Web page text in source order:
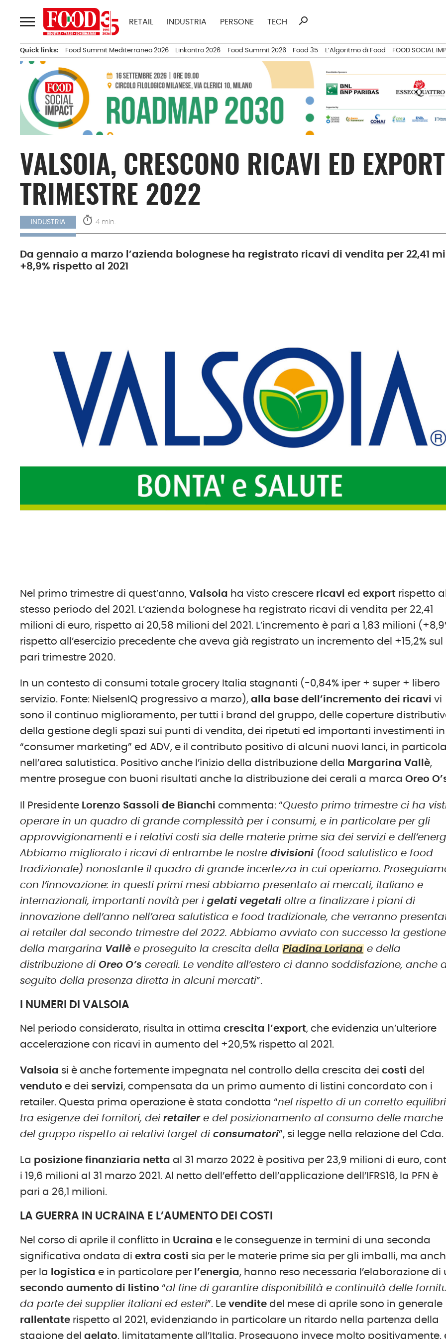
al
contenuto
RETAIL INDUSTRIA PERSONE TECH
Ricerca
search
Quick links: Food Summit Mediterraneo 2026 Linkontro 2026 Food Summit 2026 Food 35 L’Algoritmo di Food FOOD SOCIAL
VALSOIA, CRESCONO RICAVI ED
TRIMESTRE 2022
INDUSTRIA timer 4 min.
Da gennaio a marzo l’azienda bolognese ha registrato ricavi di vendita per 22,41
+8,9% rispetto al 2021
Nel primo trimestre di quest’anno,Valsoia ha visto crescere ricavi edexport rispetto
stesso periodo del 2021. L’azienda bolognese ha registrato ricavi di vendita per 22,41
milioni di euro, rispetto ai 20,58 milioni del 2021. L’incremento è pari a 1,83 milioni
rispetto all’esercizio precedente che aveva già registrato un incremento del +15,2% sul
pari trimestre 2020.
In un contesto di consumi totale grocery Italia stagnanti (-0,84% iper + super + libero
servizio. Fonte: NielsenIQ progressivo a marzo),alla base dell’incremento dei ricavi vi
sono il continuo miglioramento, per tutti i brand del gruppo, delle coperture
della gestione degli spazi sui punti di vendita, dei ripetuti ed importanti investimenti in
“consumer marketing” ed ADV, e il contributo positivo di alcuni nuovi lanci, in
nell’area salutistica. Positivo anche l’inizio della distribuzione della Margarina Vallè,
mentre prosegue con buoni risultati anche la distribuzione dei cerali a marcaOreo
Il Presidente Lorenzo Sassoli de Bianchi commenta: “Questo primo trimestre ci ha
operare in un quadro di grande complessità per i consumi, e in particolare per gli
approvvigionamenti e i relativi costi sia delle materie prime sia dei servizi e
Abbiamo migliorato i ricavi di entrambe le nostredivisioni (food salutistico e food
tradizionale) nonostante il quadro di grande incertezza in cui operiamo.
con l’innovazione: in questi primi mesi abbiamo presentato ai mercati, italiano e
internazionali, importanti novità per igelati vegetali oltre a finalizzare i piani di
innovazione dell’anno nell’area salutistica e food tradizionale, che verranno
ai retailer dal secondo trimestre del 2022. Abbiamo avviato con successo la gestione
della margarina Vallè e proseguito la crescita della Piadina Loriana e della
distribuzione di Oreo O’s cereali. Le vendite all’estero ci danno soddisfazione, anche
seguito della presenza diretta in alcuni mercati”.
I NUMERI DI VALSOIA
Nel periodo considerato, risulta in ottimacrescita l’export, che evidenzia un’ulteriore
accelerazione con ricavi in aumento del +20,5% rispetto al 2021.
Valsoia si è anche fortemente impegnata nel controllo della crescita deicosti del
venduto e dei servizi, compensata da un primo aumento di listini concordato con i
retailer. Questa prima operazione è stata condotta “nel rispetto di un corretto
tra esigenze dei fornitori, deiretailere del posizionamento al consumo delle marche
del gruppo rispetto ai relativi target diconsumatori”, si legge nella relazione del Cda.
La posizione finanziaria netta al 31 marzo 2022 è positiva per 23,9 milioni di euro,
i 19,6 milioni al 31 marzo 2021. Al netto dell’effetto dell’applicazione dell’IFRS16, la PFN è
pari a 26,1 milioni.
LA GUERRA IN UCRAINA E L’AUMENTO DEI COSTI
Nel corso di aprile il conflitto in Ucraina e le conseguenze in termini di una seconda
significativa ondata diextra costi sia per le materie prime sia per gli imballi, ma
per la
logistica e in particolare per l’energia, hanno reso necessaria l’elaborazione di
secondo aumento di listino “al fine di garantire disponibilità e continuità delle
da parte dei supplier italiani ed esteri”. Levendite del mese di aprile sono in generale
rallentate rispetto al 2021, evidenziando in particolare un ritardo nella partenza della
stagione delgelato, limitatamente all’Italia. Proseguono invece molto positivamente,